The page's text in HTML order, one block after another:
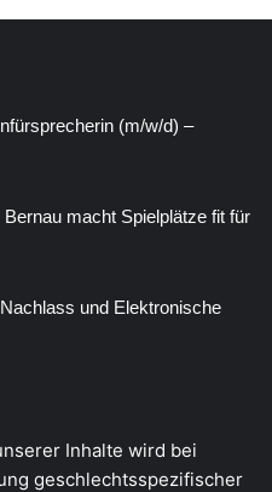
(m/w/d) –
macht Spielplätze fit für
und Elektronische
Inhalte wird bei
geschlechtsspezifischer